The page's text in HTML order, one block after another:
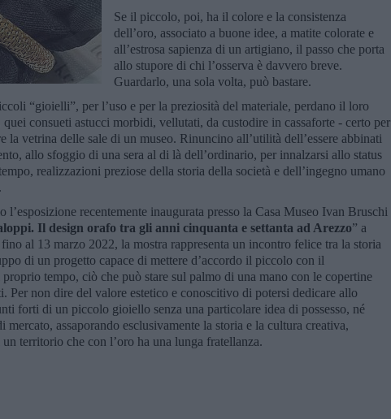
Se il piccolo, poi, ha il colore e la consistenza
dell’oro, associato a buone idee, a matite colorate e
all’estrosa sapienza di un artigiano, il passo che porta
allo stupore di chi l’osserva è davvero breve.
Guardarlo, una sola volta, può bastare.
“gioielli”, per l’uso e per la preziosità del materiale, perdano il loro
consueti astucci morbidi, vellutati, da custodire in cassaforte - certo per
la vetrina delle sale di un museo. Rinuncino all’utilità dell’essere abbinati
allo sfoggio di una sera al di là dell’ordinario, per innalzarsi allo status
realizzazioni preziose della storia della società e dell’ingegno umano
l’esposizione recentemente inaugurata presso la Casa Museo Ivan Bruschi
Il design orafo tra gli anni cinquanta e settanta ad Arezzo” a
al 13 marzo 2022, la mostra rappresenta un incontro felice tra la storia
di un progetto capace di mettere d’accordo il piccolo con il
tempo, ciò che può stare sul palmo di una mano con le copertine
Per non dire del valore estetico e conoscitivo di potersi dedicare allo
forti di un piccolo gioiello senza una particolare idea di possesso, né
mercato, assaporando esclusivamente la storia e la cultura creativa,
territorio che con l’oro ha una lunga fratellanza.